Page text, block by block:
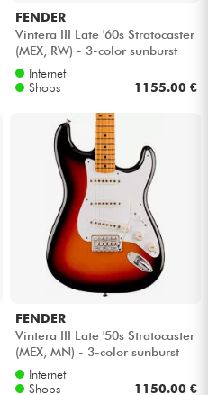
FENDER
Vintera III Late '60s Stratocaster
(MEX, RW) - 3-color sunburst
Internet
Shops
1155.00 €
FENDER
Vintera III Late '50s Stratocaster
(MEX, MN) - 3-color sunburst
Internet
Shops
1150.00 €